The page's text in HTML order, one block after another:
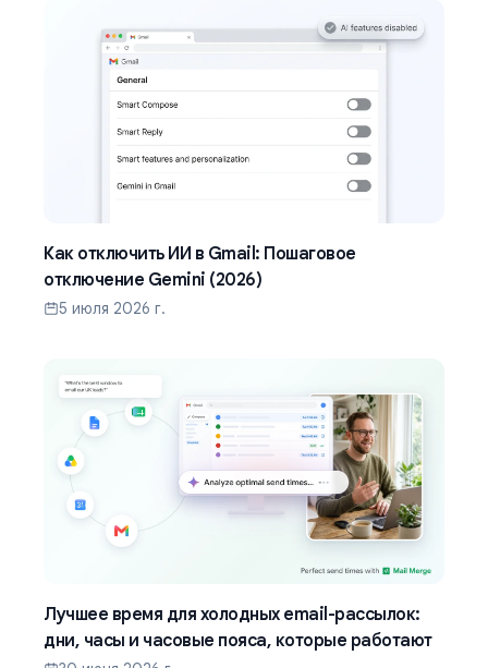
Как отключить ИИ в Gmail: Пошаговое
отключение Gemini (2026)
5 июля 2026 г.
Лучшее время для холодных email-рассылок:
дни, часы и часовые пояса, которые работают